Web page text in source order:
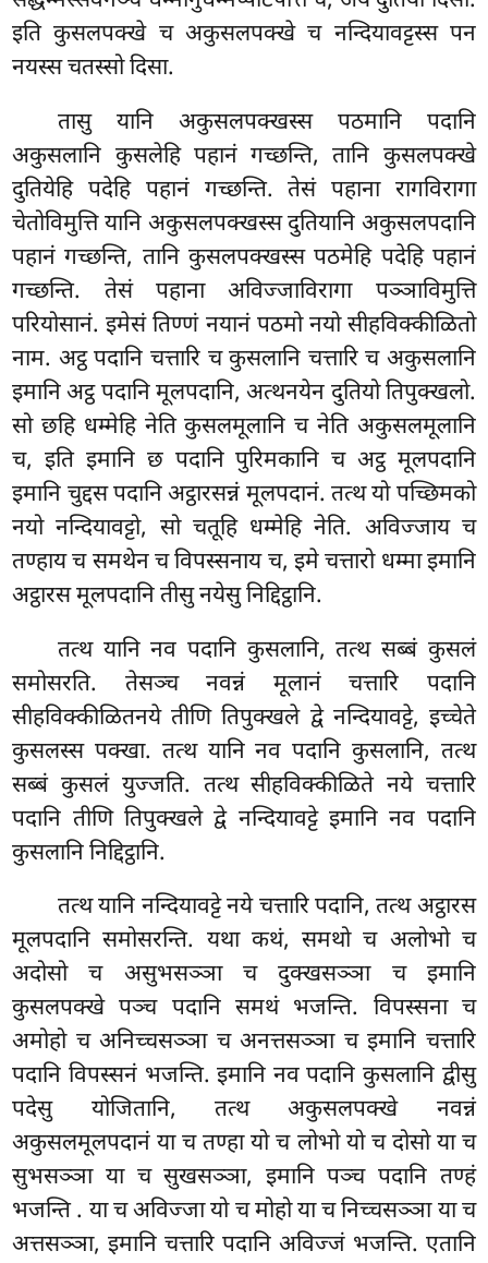
इति कुसलपक्खे च अकुसलपक्खे च नन्दियावट्टस्स पन
नयस्स चतस्सो दिसा.
तासु यानि अकुसलपक्खस्स पठमानि पदानि
अकुसलानि कुसलेहि पहानं गच्छन्ति, तानि कुसलपक्खे
दुतियेहि पदेहि पहानं गच्छन्ति. तेसं पहाना रागविरागा
चेतोविमुत्ति यानि अकुसलपक्खस्स दुतियानि अकुसलपदानि
पहानं गच्छन्ति, तानि कुसलपक्खस्स पठमेहि पदेहि पहानं
गच्छन्ति. तेसं पहाना अविज्जाविरागा पञ्ञाविमुत्ति
परियोसानं. इमेसं तिण्णं नयानं पठमो नयो सीहविक्कीळितो
नाम. अट्ठ पदानि चत्तारि च कुसलानि चत्तारि च अकुसलानि
इमानि अट्ठ पदानि मूलपदानि, अत्थनयेन दुतियो तिपुक्खलो.
सो छहि धम्मेहि नेति कुसलमूलानि च नेति अकुसलमूलानि
च, इति इमानि छ पदानि पुरिमकानि च अट्ठ मूलपदानि
इमानि चुद्दस पदानि अट्ठारसन्नं मूलपदानं. तत्थयो पच्छिमको
नयो नन्दियावट्टो, सो चतूहि धम्मेहि नेति. अविज्जाय च
तण्हाय च समथेन च विपस्सनाय च, इमे चत्तारो धम्मा इमानि
अट्ठारस मूलपदानि तीसु नयेसु निद्दिट्ठानि.
तत्थ यानि नव पदानि कुसलानि, तत्थ सब्बं कुसलं
समोसरति. तेसञ्च नवन्नं मूलानं चत्तारि पदानि
सीहविक्कीळितनये तीणि तिपुक्खले द्वे नन्दियावट्टे, इच्चेते
कुसलस्स पक्खा. तत्थ यानि नव पदानि कुसलानि, तत्थ
सब्बं कुसलं युज्जति. तत्थ सीहविक्कीळिते नये चत्तारि
पदानि तीणि तिपुक्खले द्वे नन्दियावट्टे इमानि नव पदानि
कुसलानि निद्दिट्ठानि.
तत्थ यानि नन्दियावट्टे नये चत्तारि पदानि, तत्थ अट्ठारस
मूलपदानि समोसरन्ति. यथा कथं, समथो च अलोभो च
अदोसो च असुभसञ्ञा च दुक्खसञ्ञा च इमानि
कुसलपक्खे पञ्च पदानि समथं भजन्ति. विपस्सना च
अमोहो च अनिच्चसञ्ञा च अनत्तसञ्ञा च इमानि चत्तारि
पदानि विपस्सनं भजन्ति. इमानि नव पदानि कुसलानि द्वीसु
पदेसु योजितानि, तत्थ अकुसलपक्खे नवन्नं
अकुसलमूलपदानं या च तण्हा यो च लोभो यो च दोसो या च
सुभसञ्ञा या च सुखसञ्ञा, इमानि पञ्च पदानि तण्हं
भजन्ति. या च अविज्जा यो च मोहो या च निच्चसञ्ञा या च
अत्तसञ्ञा, इमानि चत्तारि पदानि अविज्जं भजन्ति. एतानि